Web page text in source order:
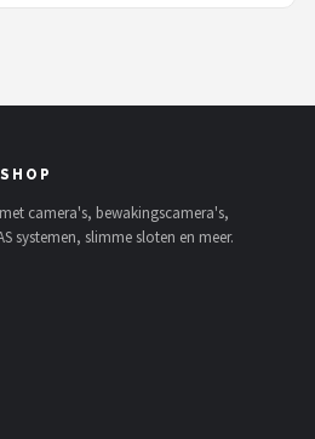
camera's, bewakingscamera's,
systemen, slimme sloten en meer.